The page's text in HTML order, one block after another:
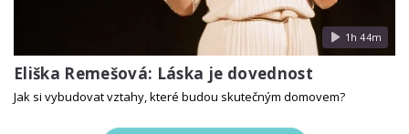
1h 44m
Eliška Remešová: Láska je dovednost
Jak si vybudovat vztahy, které budou skutečným domovem?